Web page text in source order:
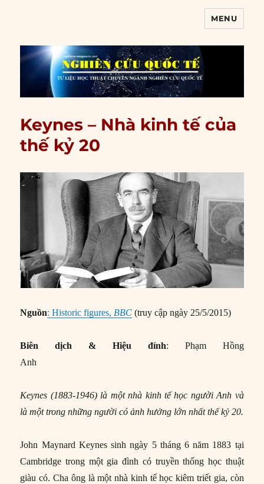
MENU
Keynes – Nhà kinh tế của
thế kỷ 20
Nguồn: Historic figures, BBC (truy cập ngày 25/5/2015)
Biên dịch & Hiệu đính: Phạm Hồng
Anh
Keynes (1883-1946) là một nhà kinh tế học người Anh và
là một trong những người có ảnh hưởng lớn nhất thế kỷ 20.
John Maynard Keynes sinh ngày 5 tháng 6 năm 1883 tại
Cambridge trong một gia đình có truyền thống học thuật
giàu có. Cha ông là một nhà kinh tế học kiêm triết gia, còn